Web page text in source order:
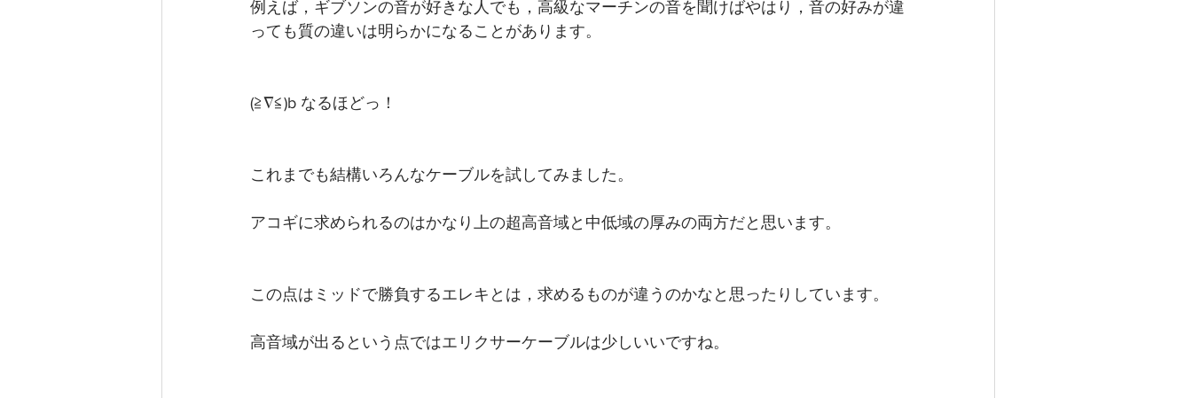
例えば，ギブソンの音が好きな人でも，高級なマーチンの音を聞けばやはり，音の好みが違
っても質の違いは明らかになることがあります。
(≧∇≦)b なるほどっ！
これまでも結構いろんなケーブルを試してみました。
アコギに求められるのはかなり上の超高音域と中低域の厚みの両方だと思います。
この点はミッドで勝負するエレキとは，求めるものが違うのかなと思ったりしています。
高音域が出るという点ではエリクサーケーブルは少しいいですね。